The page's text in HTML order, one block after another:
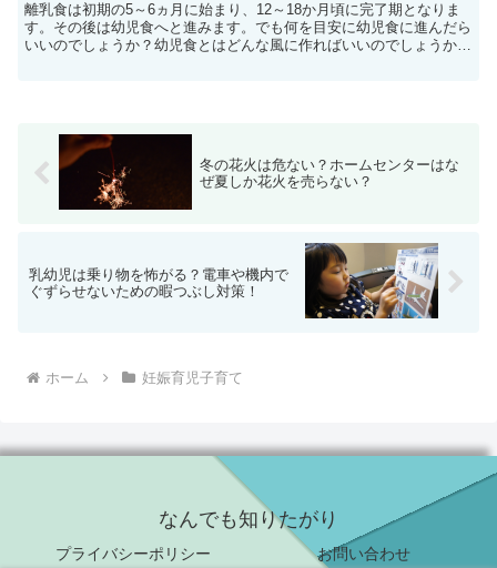
離乳食は初期の5～6ヵ月に始まり、12～18か月頃に完了期となりま
す。その後は幼児食へと進みます。でも何を目安に幼児食に進んだら
いいのでしょうか？幼児食とはどんな風に作ればいいのでしょうか？
冬の花火は危ない？ホームセンターはな
ぜ夏しか花火を売らない？
乳幼児は乗り物を怖がる？電車や機内で
ぐずらせないための暇つぶし対策！
ホーム 妊娠育児子育て
なんでも知りたがり
プライバシーポリシー お問い合わせ